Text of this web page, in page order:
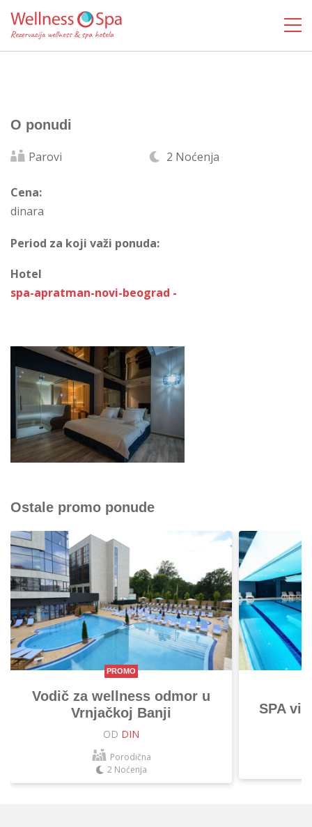
O ponudi
Parovi 2 Noćenja
Cena:
dinara
Period za koji važi ponuda:
Hotel
spa-apratman-novi-beograd -
Ostale promo ponude
PROMO
Vodič za wellness odmor u
Vrnjačkoj Banji
OD DIN
Porodična
2 Noćenja
SPA